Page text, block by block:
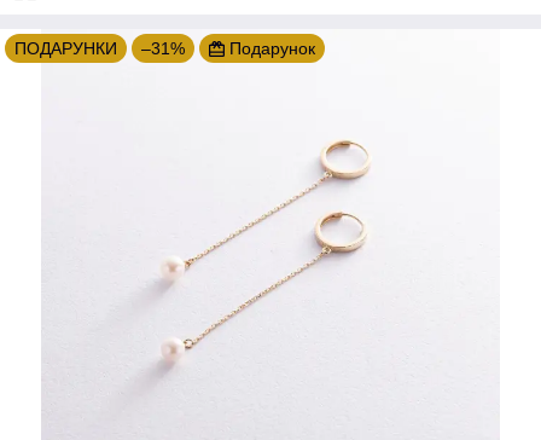
ПОДАРУНКИ –31% Подарунок